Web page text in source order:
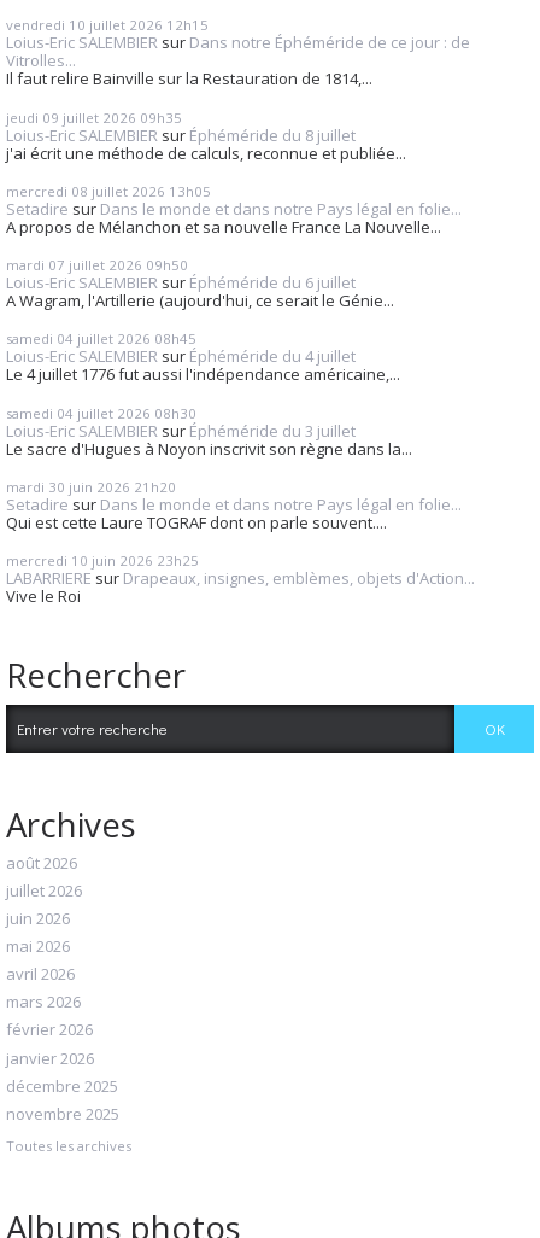
vendredi 10 juillet 2026 12h15
Loius-Eric SALEMBIER sur Dans notre Éphéméride de ce jour : de
Vitrolles...
Il faut relire Bainville sur la Restauration de 1814,...
jeudi 09 juillet 2026 09h35
Loius-Eric SALEMBIER sur Éphéméride du 8 juillet
j'ai écrit une méthode de calculs, reconnue et publiée...
mercredi 08 juillet 2026 13h05
Setadire sur Dans le monde et dans notre Pays légal en folie...
A propos de Mélanchon et sa nouvelle France La Nouvelle...
mardi 07 juillet 2026 09h50
Loius-Eric SALEMBIER sur Éphéméride du 6 juillet
A Wagram, l'Artillerie (aujourd'hui, ce serait le Génie...
samedi 04 juillet 2026 08h45
Loius-Eric SALEMBIER sur Éphéméride du 4 juillet
Le 4 juillet 1776 fut aussi l'indépendance américaine,...
samedi 04 juillet 2026 08h30
Loius-Eric SALEMBIER sur Éphéméride du 3 juillet
Le sacre d'Hugues à Noyon inscrivit son règne dans la...
mardi 30 juin 2026 21h20
Setadire sur Dans le monde et dans notre Pays légal en folie...
Qui est cette Laure TOGRAF dont on parle souvent....
mercredi 10 juin 2026 23h25
LABARRIERE sur Drapeaux, insignes, emblèmes, objets d'Action...
Vive le Roi
Rechercher
Archives
août 2026
juillet 2026
juin 2026
mai 2026
avril 2026
mars 2026
février 2026
janvier 2026
décembre 2025
novembre 2025
Toutes les archives
Albums photos